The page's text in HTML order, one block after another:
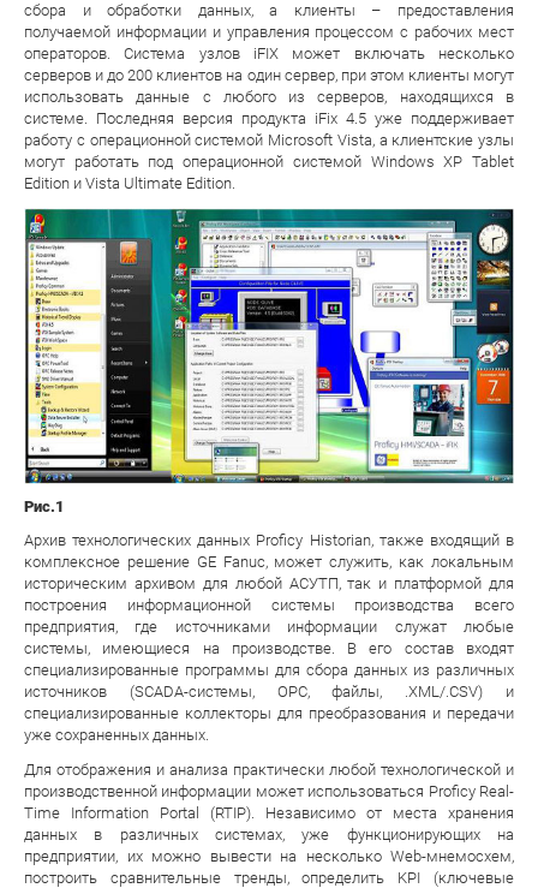
сбора и обработки данных, а клиенты – предоставления
получаемой информации и управления процессом с рабочих мест
операторов. Система узлов iFIX может включать несколько
серверов и до 200 клиентов на один сервер, при этом клиенты могут
использовать данные с любого из серверов, находящихся в
системе. Последняя версия продукта iFix 4.5 уже поддерживает
работу с операционной системой Microsoft Vista, а клиентские узлы
могут работать под операционной системой Windows XP Tablet
Edition и Vista Ultimate Edition.
Рис.1
Архив технологических данных Proficy Historian, также входящий в
комплексное решение GE Fanuc, может служить, как локальным
историческим архивом для любой АСУТП, так и платформой для
построения информационной системы производства всего
предприятия, где источниками информации служат любые
системы, имеющиеся на производстве. В его состав входят
специализированные программы для сбора данных из различных
источников (SCADA-системы, OPC, файлы, .XML/.CSV) и
специализированные коллекторы для преобразования и передачи
уже сохраненных данных.
Для отображения и анализа практически любой технологической и
производственной информации может использоваться Proficy Real-
Time Information Portal (RTIP). Независимо от места хранения
данных в различных системах, уже функционирующих на
предприятии, их можно вывести на несколько Web-мнемосхем,
построить сравнительные тренды, определить KPI (ключевые